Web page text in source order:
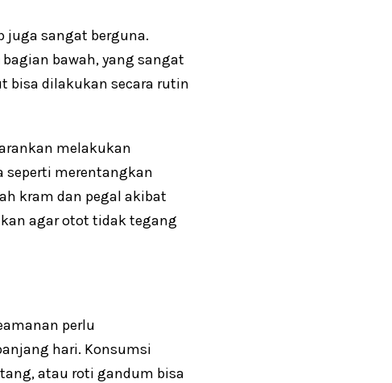
juga sangat berguna.
bawah, yang sangat
bisa dilakukan secara rutin
melakukan
seperti merentangkan
kram dan pegal akibat
agar otot tidak tegang
perlu
hari. Konsumsi
atau roti gandum bisa